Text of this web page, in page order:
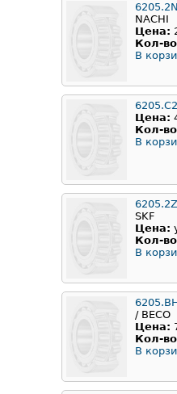
NACHI
Цена:
Кол-
В
Цена:
Кол-
В
SKF
Цена:
Кол-
В
/ BECO
Цена:
Кол-
В